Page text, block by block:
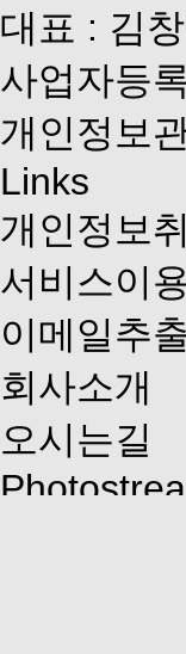
대표 : 김
사업자등
개인정보
Links
개인정보
서비스이
이메일추
회사소개
오시는길